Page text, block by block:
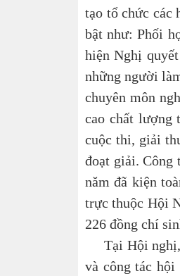
tạo tổ chức các
bật như: Phối
hiện Nghị
những người
chuyên môn
cao chất lượng
cuộc thi, giải
đoạt giải. Công
năm đã kiện
trực thuộc Hội
226 đồng chí
Tại Hội
và công tác hội